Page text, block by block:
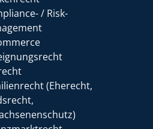
/ Risk-
(Eherecht,